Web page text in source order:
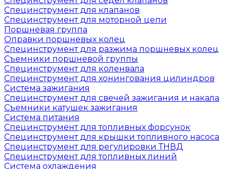
Специнструмент для клапанов
Специнструмент для моторной цепи
Поршневая группа
Оправки поршневых колец
Специнструмент для разжима поршневых колец
Съемники поршневой группы
Специнструмент для коленвала
Специнструмент для хонингования цилиндров
Система зажигания
Специнструмент для свечей зажигания и накала
Съемники катушек зажигания
Система питания
Специнструмент для топливных форсунок
Специнструмент для крышки топливного насоса
Специнструмент для регулировки ТНВД
Специнструмент для топливных линий
Система охлаждения